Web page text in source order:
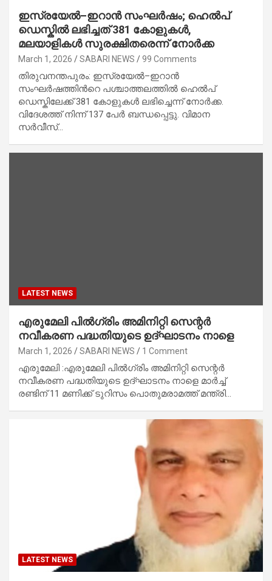
ഇസ്രയേൽ–ഇറാൻ സംഘർഷം; ഹെൽപ്‌
ഡെസ്കില്‍ ലഭിച്ചത് 381 കോളുകള്‍,
മലയാളികൾ സുരക്ഷിതരെന്ന് നോർക്ക
March 1, 2026 SABARI NEWS 99 Comments
തിരുവനന്തപുരം: ഇസ്രയേൽ–ഇറാൻ
സംഘർഷത്തിന്‍റെ പശ്ചാത്തലത്തില്‍ ഹെൽപ്‌
ഡെസ്കിലേക്ക് 381 കോളുകള്‍ ലഭിച്ചെന്ന് നോർക്ക.
വിദേശത്ത് നിന്ന് 137 പേർ ബന്ധപ്പെട്ടു. വിമാന
സർവീസ്…
LATEST NEWS
എരുമേലി പിൽഗ്രിം അമിനിറ്റി സെന്റർ
നവീകരണ പദ്ധതിയുടെ ഉദ്‌ഘാടനം നാളെ
March 1, 2026 SABARI NEWS 1 Comment
എരുമേലി :എരുമേലി പിൽഗ്രിം അമിനിറ്റി സെന്റർ
നവീകരണ പദ്ധതിയുടെ ഉദ്‌ഘാടനം നാളെ മാർച്ച്
രണ്ടിന് 11 മണിക്ക് ടുറിസം പൊതുമരാമത്ത് മന്ത്രി…
LATEST NEWS